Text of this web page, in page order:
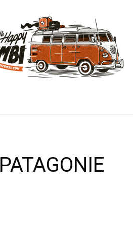
PATAGONIE